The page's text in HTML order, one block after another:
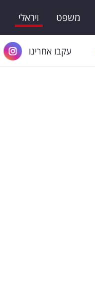
משפט ויראלי
עקבו אחרינו